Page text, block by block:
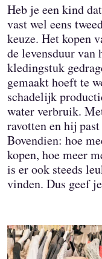
Heb je een kind
vast wel eens
keuze. Het kopen
de levensduur van
kledingstuk
gemaakt hoeft te
schadelijk
water verbruik.
ravotten en hij
Bovendien: hoe
kopen, hoe meer
is er ook steeds
vinden. Dus geef